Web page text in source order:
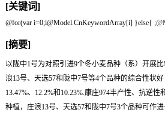
[关键词]
@for(var i=0;i@Model.CnKeywordArray[i] }else{ ;
[摘要]
以陇中1号为对照引进9个冬小麦品种（系）开展
浪13号、天选57和陇中7号等4个品种的综合性状好
13.47%、12.2%和10.23%.康庄974丰产性、抗逆
种植，庄浪13号、天选57和陇中7号3个品种可作进